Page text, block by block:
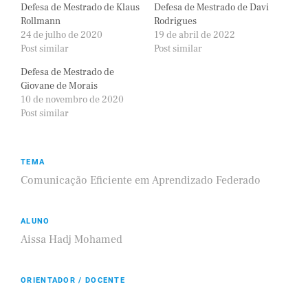
Defesa de Mestrado de Klaus
Rollmann
24 de julho de 2020
Post similar
Defesa de Mestrado de Davi
Rodrigues
19 de abril de 2022
Post similar
Defesa de Mestrado de
Giovane de Morais
10 de novembro de 2020
Post similar
TEMA
Comunicação Eficiente em Aprendizado Federado
ALUNO
Aissa Hadj Mohamed
ORIENTADOR / DOCENTE